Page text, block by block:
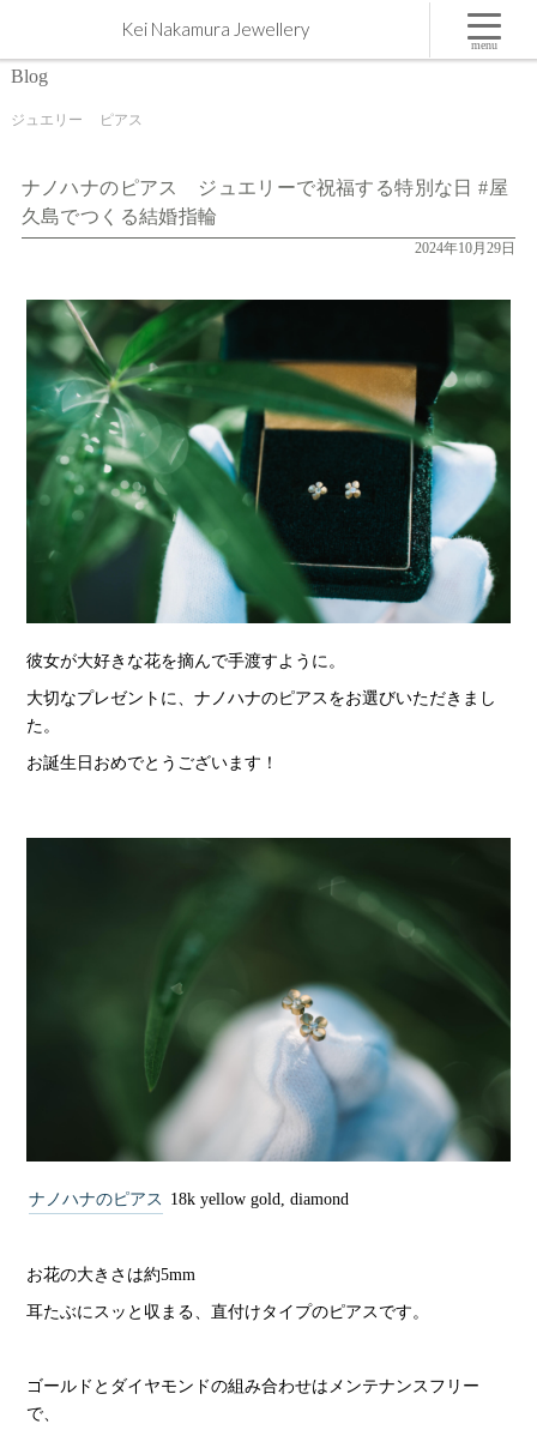
ナノハナのピアス ジュエリーで祝福する特別な日 #屋久島でつくる結婚指輪 | 屋久島,ジュエリ
ー,オーダーメイドのマリッジリング（結婚・婚約指輪）制作 | Kei Nakamura Jewellery Blog
Kei Nakamura Jewellery
Blog
ジュエリー ピアス
ナノハナのピアス ジュエリーで祝福する特別な日 #屋
久島でつくる結婚指輪
2024年10月29日
彼女が大好きな花を摘んで手渡すように。
大切なプレゼントに、ナノハナのピアスをお選びいただきまし
た。
お誕生日おめでとうございます！
ナノハナのピアス 18k yellow gold, diamond
お花の大きさは約5mm
耳たぶにスッと収まる、直付けタイプのピアスです。
ゴールドとダイヤモンドの組み合わせはメンテナンスフリー
で、
menu